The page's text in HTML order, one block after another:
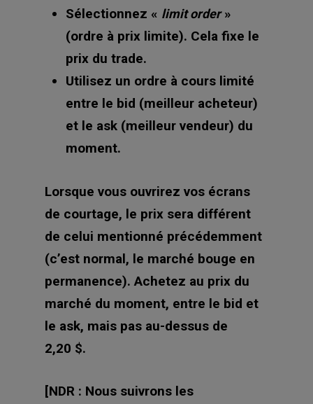
Sélectionnez « limit order»
(ordre à prix limite). Cela fixe le
prix du trade.
Utilisez un ordre à cours limité
entre le bid (meilleur acheteur)
et le ask (meilleur vendeur) du
moment.
Lorsque vous ouvrirez vos écrans
de courtage, le prix sera différent
de celui mentionné précédemment
(c’est normal, le marché bouge en
permanence). Achetez au prix du
marché du moment, entre le bid et
le ask, mais pas au-dessus de
2,20 $.
[NDR : Nous suivrons les